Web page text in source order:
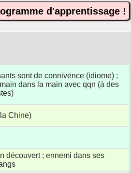
d'apprentissage !
sont de connivence (idiome) ;
dans la main avec qqn (à des
Chine)
découvert ; ennemi dans ses